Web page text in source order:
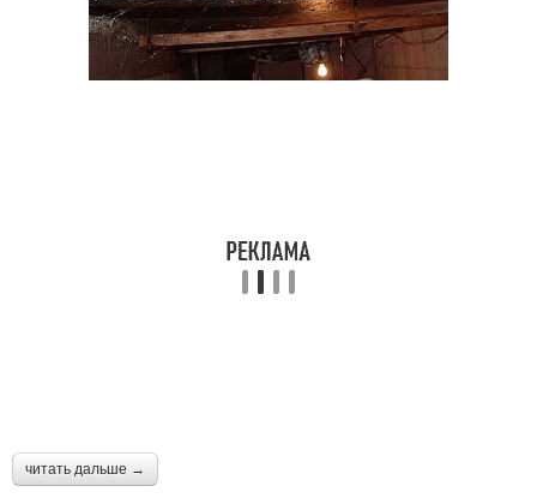
читать дальше →